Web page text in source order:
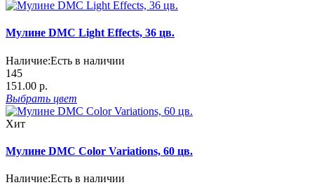
Мулине DMC Light Effects, 36 цв.
Наличие:Есть в наличии
145
151.00 р.
Выбрать цвет
Хит
Мулине DMC Color Variations, 60 цв.
Наличие:Есть в наличии